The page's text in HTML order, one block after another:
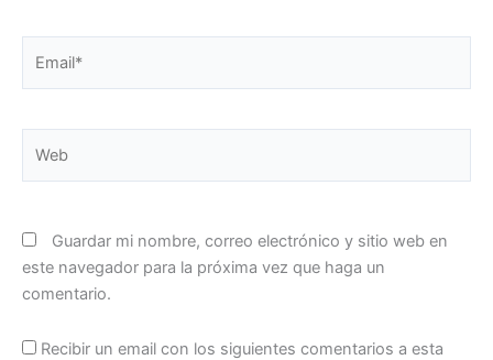
Guardar mi nombre, correo electrónico y sitio web en
este navegador para la próxima vez que haga un
comentario.
Recibir un email con los siguientes comentarios a esta